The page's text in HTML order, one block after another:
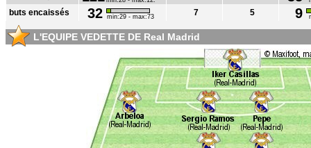
buts encaissés 32 min:29 - max:73 7 5 9
L'EQUIPE VEDETTE DE Real Madrid